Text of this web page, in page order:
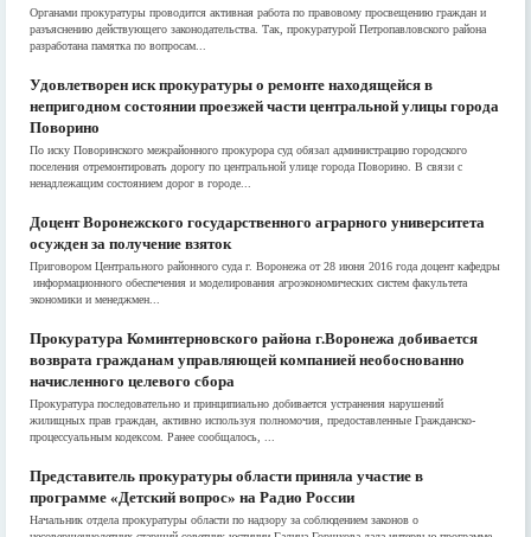
Органами прокуратуры проводится активная работа по правовому просвещению граждан и
разъяснению действующего законодательства. Так, прокуратурой Петропавловского района
разработана памятка по вопросам...
Удовлетворен иск прокуратуры о ремонте находящейся в
непригодном состоянии проезжей части центральной улицы города
Поворино
По иску Поворинского межрайонного прокурора суд обязал администрацию городского
поселения отремонтировать дорогу по центральной улице города Поворино. В связи с
ненадлежащим состоянием дорог в городе...
Доцент Воронежского государственного аграрного университета
осужден за получение взяток
Приговором Центрального районного суда г. Воронежа от 28 июня 2016 года доцент кафедры
информационного обеспечения и моделирования агроэкономических систем факультета
экономики и менеджмен...
Прокуратура Коминтерновского района г.Воронежа добивается
возврата гражданам управляющей компанией необоснованно
начисленного целевого сбора
Прокуратура последовательно и принципиально добивается устранения нарушений
жилищных прав граждан, активно используя полномочия, предоставленные Гражданско-
процессуальным кодексом. Ранее сообщалось, ...
Представитель прокуратуры области приняла участие в
программе «Детский вопрос» на Радио России
Начальник отдела прокуратуры области по надзору за соблюдением законов о